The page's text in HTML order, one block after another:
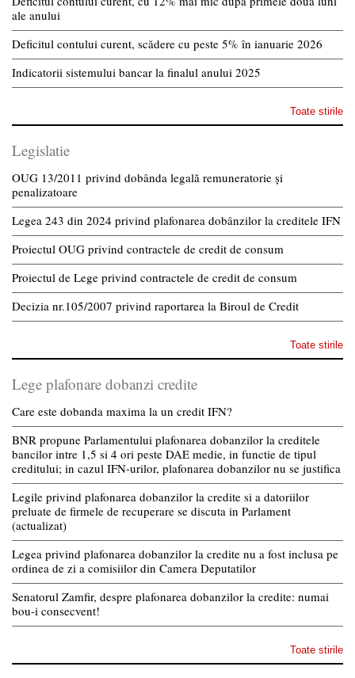
ale anului
Deficitul contului curent, scădere cu peste 5% în ianuarie 2026
Indicatorii sistemului bancar la finalul anului 2025
Toate stirile
Legislatie
OUG 13/2011 privind dobânda legală remuneratorie și
penalizatoare
Legea 243 din 2024 privind plafonarea dobânzilor la creditele IFN
Proiectul OUG privind contractele de credit de consum
Proiectul de Lege privind contractele de credit de consum
Decizia nr.105/2007 privind raportarea la Biroul de Credit
Toate stirile
Lege plafonare dobanzi credite
Care este dobanda maxima la un credit IFN?
BNR propune Parlamentului plafonarea dobanzilor la creditele
bancilor intre 1,5 si 4 ori peste DAE medie, in functie de tipul
creditului; in cazul IFN-urilor, plafonarea dobanzilor nu se justifica
Legile privind plafonarea dobanzilor la credite si a datoriilor
preluate de firmele de recuperare se discuta in Parlament
(actualizat)
Legea privind plafonarea dobanzilor la credite nu a fost inclusa pe
ordinea de zi a comisiilor din Camera Deputatilor
Senatorul Zamfir, despre plafonarea dobanzilor la credite: numai
bou-i consecvent!
Toate stirile